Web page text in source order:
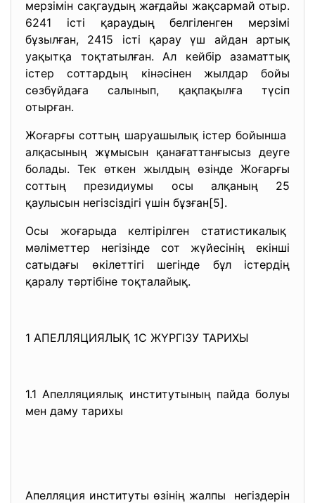
мерзімін сақгаудың жағдайы жақсармай отыр.
6241 істі қараудың белгіленген мерзімі
бұзылған, 2415 істі қарау үш айдан артық
уақытқа тоқтатылған. Ал кейбір азаматтық
істер соттардың кінәсінен жылдар бойы
сөзбүйдаға салынып, қақпақылға түсіп
отырған.
Жоғарғы соттың шаруашылық істер бойынша
алқасының жұмысын қанағаттанғысыз деуге
болады. Тек өткен жылдың өзінде Жоғарғы
соттың президиумы осы алқаның 25
қаулысын негізсіздігі үшін бұзған[5].
Осы жоғарыда келтірілген статистикалық
мәліметтер негізінде сот жүйесінің екінші
сатыдағы өкілеттігі шегінде бұл істердің
қаралу тәртібіне тоқталайық.
1 АПЕЛЛЯЦИЯЛЫҚ 1C ЖҮРГІЗУ ТАРИХЫ
1.1 Апелляциялық институтының пайда болуы
мен даму тарихы
Апелляция институты өзінің жалпы негіздерін